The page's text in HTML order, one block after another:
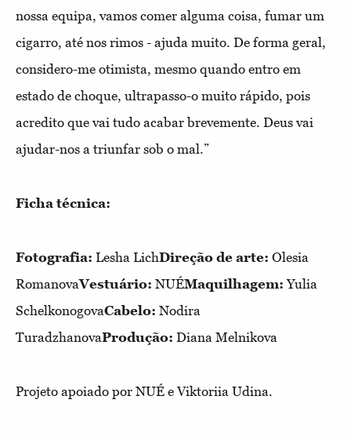
nossa equipa, vamos comer alguma coisa, fumar um
cigarro, até nos rimos - ajuda muito. De forma geral,
considero-me otimista, mesmo quando entro em
estado de choque, ultrapasso-o muito rápido, pois
acredito que vai tudo acabar brevemente. Deus vai
ajudar-nos a triunfar sob o mal.”
Ficha técnica:
Fotografia: Lesha LichDireção de arte: Olesia
RomanovaVestuário: NUÉMaquilhagem: Yulia
SchelkonogovaCabelo: Nodira
TuradzhanovaProdução: Diana Melnikova
Projeto apoiado por NUÉ e Viktoriia Udina.